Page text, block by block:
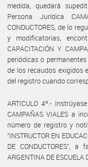
medida, quedará
Persona Jurídica
CONDUCTORES, de lo
y modificatorias,
CAPACITACIÓN Y
periódicas o
de los recaudos exigidos
del registro cuando
ARTICULO 4º.-
CAMPAÑAS VIALES a
número de registro y
“INSTRUCTOR EN
DE CONDUCTORES”,
ARGENTINA DE ESCUELA